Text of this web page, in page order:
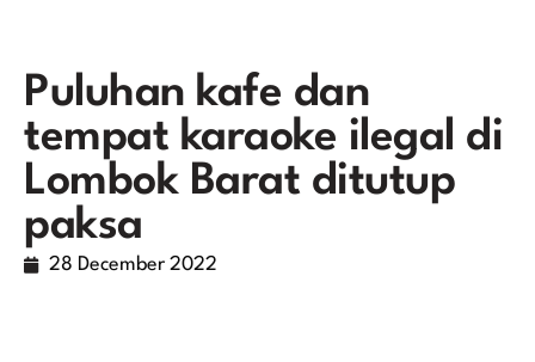
Puluhan kafe dan
tempat karaoke ilegal di
Lombok Barat ditutup
paksa
28 December 2022